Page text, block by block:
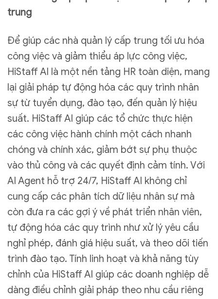
trung
Để giúp các nhà quản lý cấp trung tối ưu hóa
công việc và giảm thiểu áp lực công việc,
HiStaff AI là một nền tảng HR toàn diện, mang
lại giải pháp tự động hóa các quy trình nhân
sự từ tuyển dụng, đào tạo, đến quản lý hiệu
suất. HiStaff AI giúp các tổ chức thực hiện
các công việc hành chính một cách nhanh
chóng và chính xác, giảm bớt sự phụ thuộc
vào thủ công và các quyết định cảm tính. Với
AI Agent hỗ trợ 24/7, HiStaff AI không chỉ
cung cấp các phân tích dữ liệu nhân sự mà
còn đưa ra các gợi ý về phát triển nhân viên,
tự động hóa các quy trình như xử lý yêu cầu
nghỉ phép, đánh giá hiệu suất, và theo dõi tiến
trình đào tạo. Tính linh hoạt và khả năng tùy
chỉnh của HiStaff AI giúp các doanh nghiệp dễ
dàng điều chỉnh giải pháp theo nhu cầu riêng